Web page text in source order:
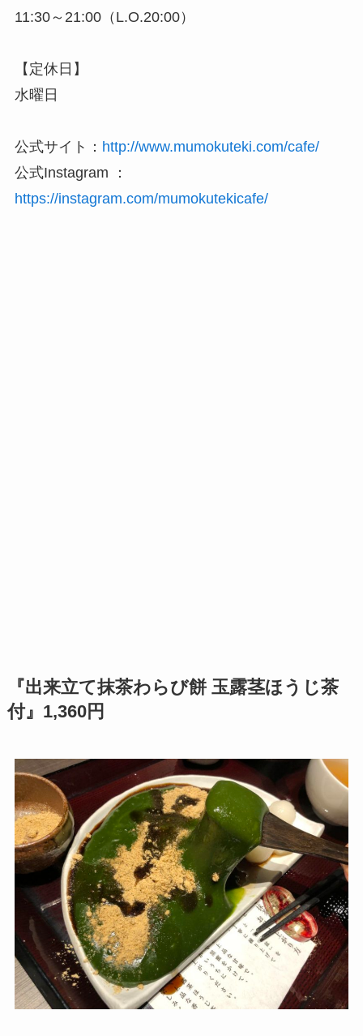
11:30～21:00（L.O.20:00）
【定休日】
水曜日
公式サイト： http://www.mumokuteki.com/cafe/
公式Instagram ：
https://instagram.com/mumokutekicafe/
『出来立て抹茶わらび餅 玉露茎ほうじ茶
付』1,360円